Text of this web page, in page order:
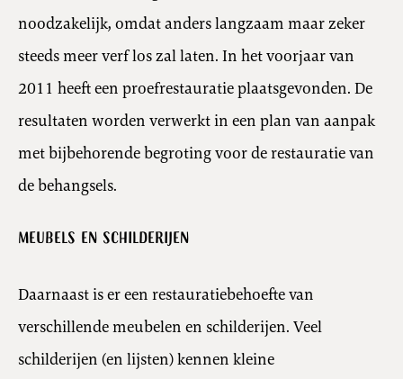
noodzakelijk, omdat anders langzaam maar zeker
steeds meer verf los zal laten. In het voorjaar van
2011 heeft een proefrestauratie plaatsgevonden. De
resultaten worden verwerkt in een plan van aanpak
met bijbehorende begroting voor de restauratie van
de behangsels.
Meubels en schilderijen
Daarnaast is er een restauratiebehoefte van
verschillende meubelen en schilderijen. Veel
schilderijen (en lijsten) kennen kleine